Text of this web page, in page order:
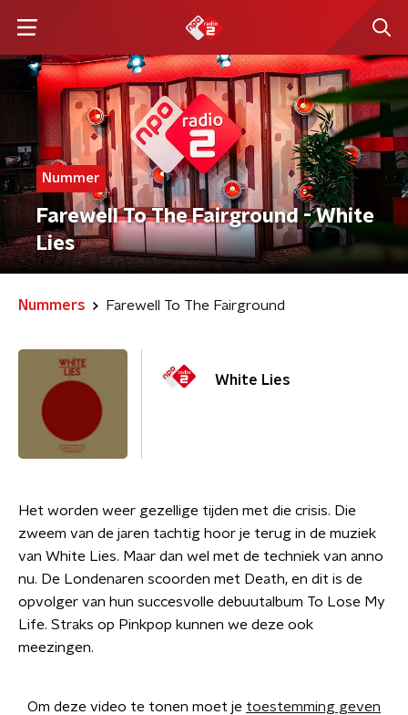
Nummer
Farewell To The Fairground - White
Lies
Nummers Farewell To The Fairground
White Lies
Het worden weer gezellige tijden met die crisis. Die
zweem van de jaren tachtig hoor je terug in de muziek
van White Lies. Maar dan wel met de techniek van anno
nu. De Londenaren scoorden met Death, en dit is de
opvolger van hun succesvolle debuutalbum To Lose My
Life. Straks op Pinkpop kunnen we deze ook
meezingen.
Om deze video te tonen moet je toestemming geven